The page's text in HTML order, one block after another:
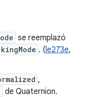
se reemplazó
. (le273e,
,
de Quaternion.